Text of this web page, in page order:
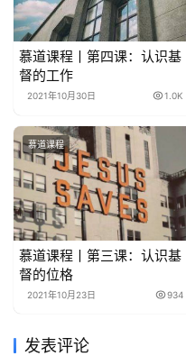
慕道课程丨第四课：认识基
督的工作
2021年10月30日 1.0K
慕道课程
慕道课程丨第三课：认识基
督的位格
2021年10月23日 934
发表评论